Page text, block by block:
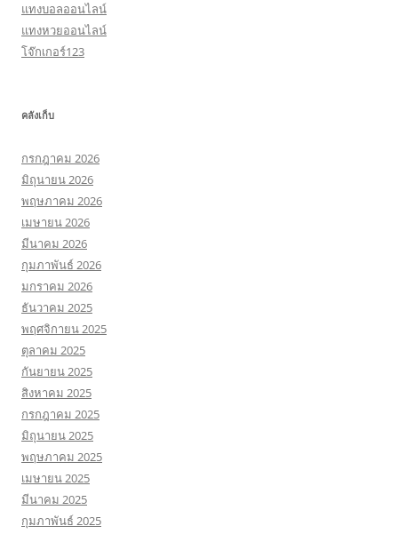
แทงบอลออนไลน์
แทงหวยออนไลน์
โจ๊กเกอร์123
คลังเก็บ
กรกฎาคม 2026
มิถุนายน 2026
พฤษภาคม 2026
เมษายน 2026
มีนาคม 2026
กุมภาพันธ์ 2026
มกราคม 2026
ธันวาคม 2025
พฤศจิกายน 2025
ตุลาคม 2025
กันยายน 2025
สิงหาคม 2025
กรกฎาคม 2025
มิถุนายน 2025
พฤษภาคม 2025
เมษายน 2025
มีนาคม 2025
กุมภาพันธ์ 2025